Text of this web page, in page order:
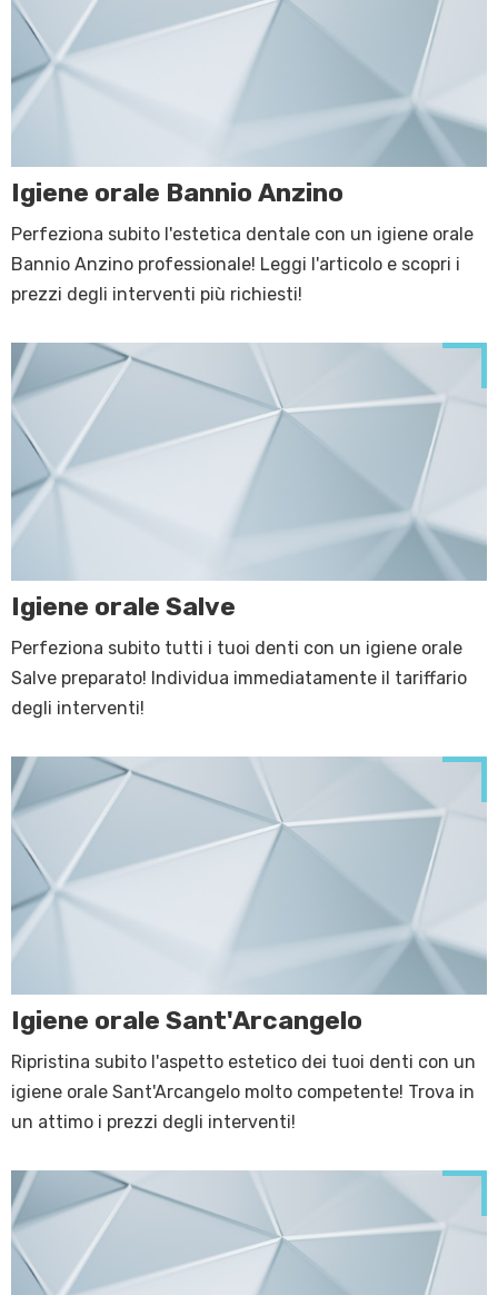
Igiene orale Bannio Anzino
Perfeziona subito l'estetica dentale con un igiene orale
Bannio Anzino professionale! Leggi l'articolo e scopri i
prezzi degli interventi più richiesti!
Igiene orale Salve
Perfeziona subito tutti i tuoi denti con un igiene orale
Salve preparato! Individua immediatamente il tariffario
degli interventi!
Igiene orale Sant'Arcangelo
Ripristina subito l'aspetto estetico dei tuoi denti con un
igiene orale Sant'Arcangelo molto competente! Trova in
un attimo i prezzi degli interventi!